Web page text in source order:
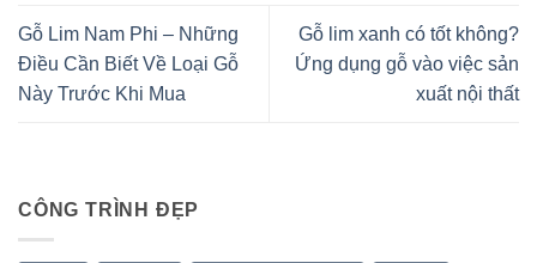
Gỗ Lim Nam Phi – Những
Điều Cần Biết Về Loại Gỗ
Này Trước Khi Mua
Gỗ lim xanh có tốt không?
Ứng dụng gỗ vào việc sản
xuất nội thất
CÔNG TRÌNH ĐẸP